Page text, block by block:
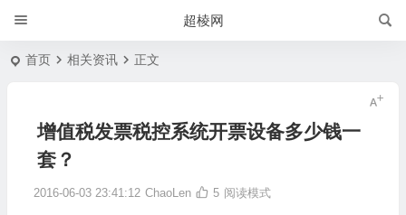
超棱网
首页 相关资讯 正文
增值税发票税控系统开票设备多少钱一
套？
2016-06-03 23:41:12 ChaoLen 5 阅读模式